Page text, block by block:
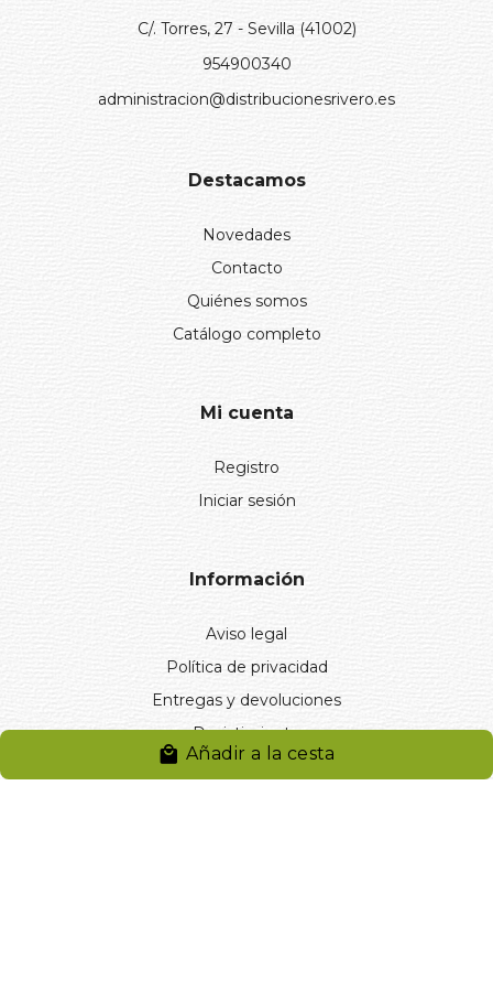
Añadir a la cesta
C/. Torres, 27 - Sevilla (41002)
954900340
administracion@distribucionesrivero.es
Destacamos
Novedades
Contacto
Quiénes somos
Catálogo completo
Mi cuenta
Registro
Iniciar sesión
Información
Aviso legal
Política de privacidad
Entregas y devoluciones
Desistimiento
Desistimiento de compra